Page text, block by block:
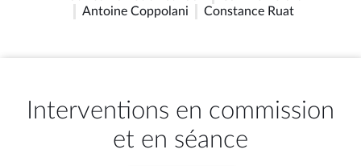
Antoine Coppolani
Constance Ruat
Interventions en commission
et en séance